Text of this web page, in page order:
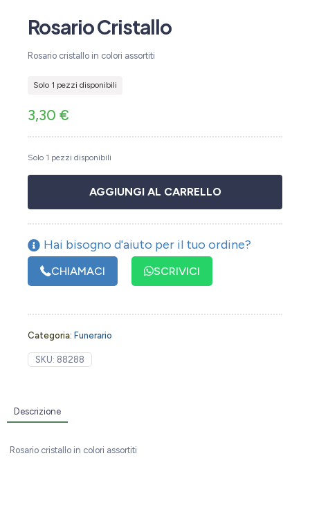
Rosario Cristallo
Rosario cristallo in colori assortiti
Solo 1 pezzi disponibili
3,30 €
Solo 1 pezzi disponibili
AGGIUNGI AL CARRELLO
Hai bisogno d'aiuto per il tuo ordine?
CHIAMACI SCRIVICI
Categoria: Funerario
SKU: 88288
Descrizione
Rosario cristallo in colori assortiti